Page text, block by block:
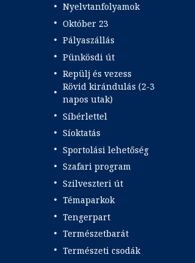
Nyelvtanfolyamok
Október 23
Pályaszállás
Pünkösdi út
Repülj és vezess
Rövid kirándulás (2-3
napos utak)
Síbérlettel
Síoktatás
Sportolási lehetőség
Szafari program
Szilveszteri út
Témaparkok
Tengerpart
Természetbarát
Természeti csodák